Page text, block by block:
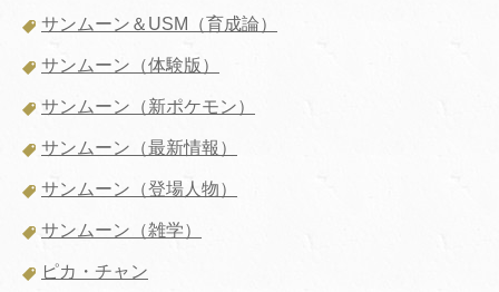
サンムーン＆USM（育成論）
サンムーン（体験版）
サンムーン（新ポケモン）
サンムーン（最新情報）
サンムーン（登場人物）
サンムーン（雑学）
ピカ・チャン